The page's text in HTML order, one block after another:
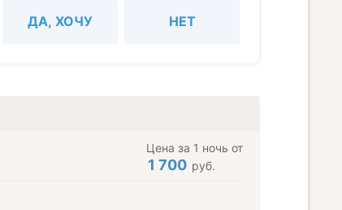
ДА, ХОЧУ НЕТ
Цена за 1 ночь от
1 700 руб.